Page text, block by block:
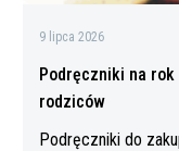
9 lipca 2026
Podręczniki na
rodziców
Podręczniki do